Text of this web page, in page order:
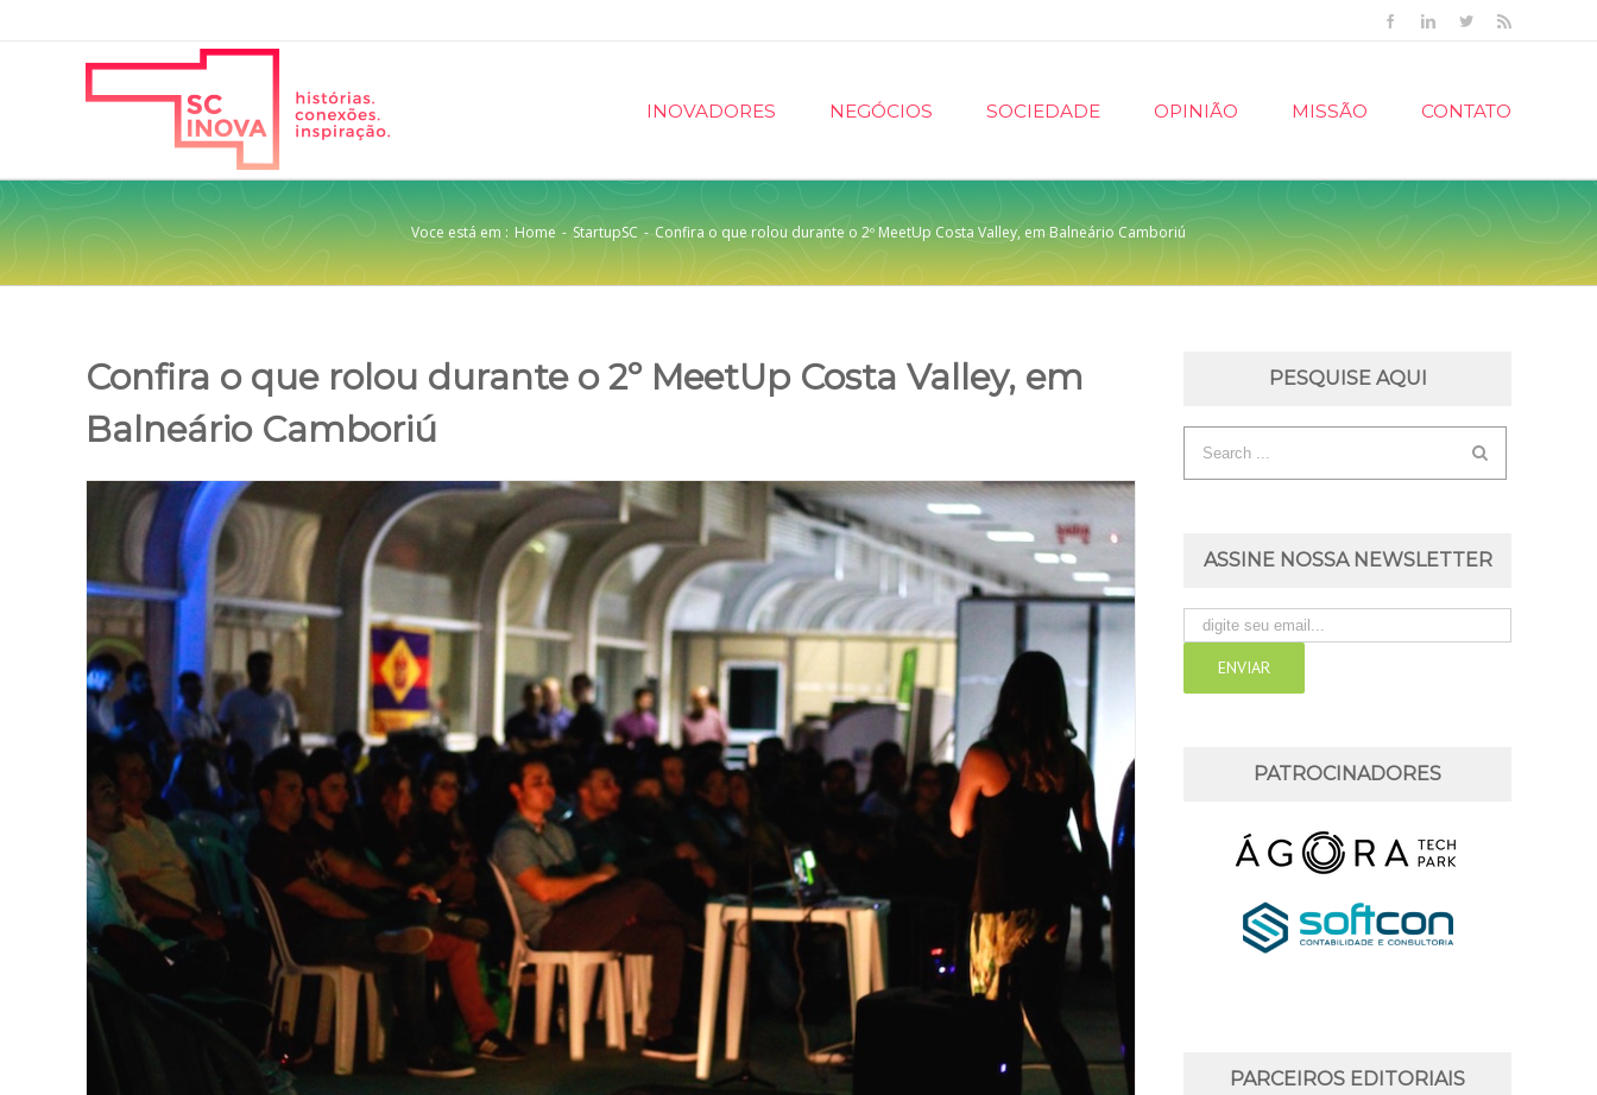
FacebookLinkedinTwitter
INOVADORES NEGÓCIOS SOCIEDADE OPINIÃO MISSÃO CONTATO
Voce está em : Home - StartupSC - Confira o que rolou durante o 2º MeetUp Costa Valley, em Balneário Camboriú
Confira o que rolou durante o 2º MeetUp Costa Valley, em
Balneário Camboriú
Larger
PESQUISE AQUI
ASSINE NOSSA NEWSLETTER
PATROCINADORES
PARCEIROS EDITORIAIS